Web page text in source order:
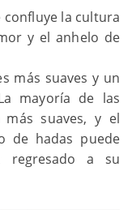
confluye la cultura
y el anhelo de
más suaves y un
mayoría de las
más suaves, y el
de hadas puede
regresado a su